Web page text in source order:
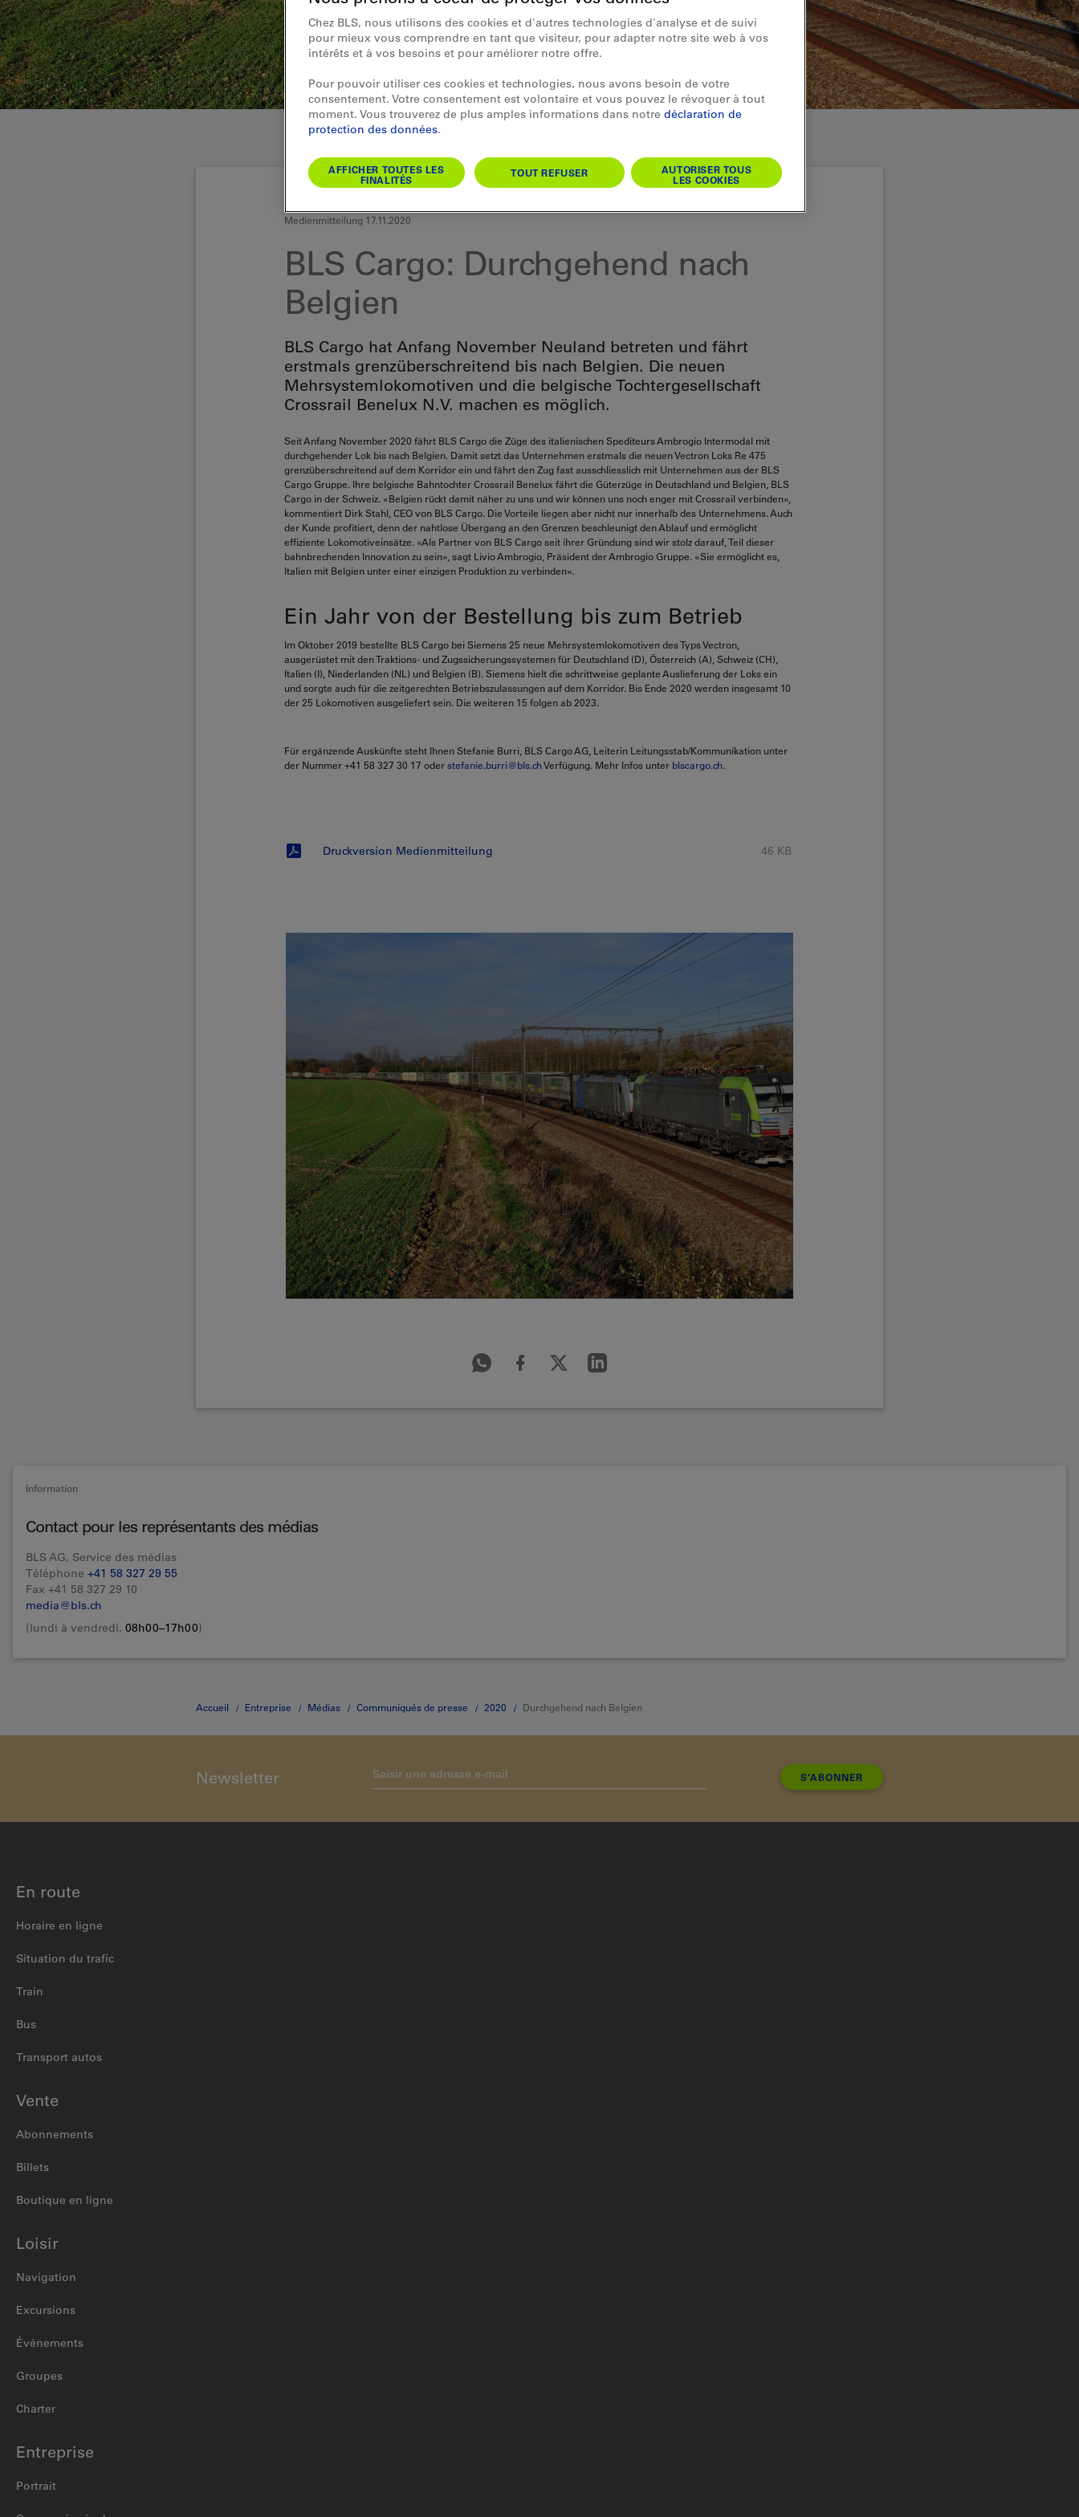
Medienmitteilung 17.11.2020
BLS Cargo: Durchgehend nach
Belgien
BLS Cargo hat Anfang November Neuland betreten und fährt
erstmals grenzüberschreitend bis nach Belgien. Die neuen
Mehrsystemlokomotiven und die belgische Tochtergesellschaft
Crossrail Benelux N.V. machen es möglich.
Seit Anfang November 2020 fährt BLS Cargo die Züge des italienischen Spediteurs Ambrogio Intermodal mit
durchgehender Lok bis nach Belgien. Damit setzt das Unternehmen erstmals die neuen Vectron Loks Re 475
grenzüberschreitend auf dem Korridor ein und fährt den Zug fast ausschliesslich mit Unternehmen aus der BLS
Cargo Gruppe. Ihre belgische Bahntochter Crossrail Benelux fährt die Güterzüge in Deutschland und Belgien, BLS
Cargo in der Schweiz. «Belgien rückt damit näher zu uns und wir können uns noch enger mit Crossrail verbinden»,
kommentiert Dirk Stahl, CEO von BLS Cargo. Die Vorteile liegen aber nicht nur innerhalb des Unternehmens. Auch
der Kunde profitiert, denn der nahtlose Übergang an den Grenzen beschleunigt den Ablauf und ermöglicht
effiziente Lokomotiveinsätze. «Als Partner von BLS Cargo seit ihrer Gründung sind wir stolz darauf, Teil dieser
bahnbrechenden Innovation zu sein», sagt Livio Ambrogio, Präsident der Ambrogio Gruppe. «Sie ermöglicht es,
Italien mit Belgien unter einer einzigen Produktion zu verbinden».
Ein Jahr von der Bestellung bis zum Betrieb
Im Oktober 2019 bestellte BLS Cargo bei Siemens 25 neue Mehrsystemlokomotiven des Typs Vectron,
ausgerüstet mit den Traktions- und Zugssicherungssystemen für Deutschland (D), Österreich (A), Schweiz (CH),
Italien (I), Niederlanden (NL) und Belgien (B). Siemens hielt die schrittweise geplante Auslieferung der Loks ein
und sorgte auch für die zeitgerechten Betriebszulassungen auf dem Korridor. Bis Ende 2020 werden insgesamt 10
der 25 Lokomotiven ausgeliefert sein. Die weiteren 15 folgen ab 2023.
Für ergänzende Auskünfte steht Ihnen Stefanie Burri, BLS Cargo AG, Leiterin Leitungsstab/Kommunikation unter
der Nummer +41 58 327 30 17 oderstefanie.burri@bls.chVerfügung. Mehr Infos unter blscargo.ch.
46 KB
Druckversion Medienmitteilung
Information
Contact pour les représentants des médias
BLS AG, Service des médias
Téléphone +41 58 327 29 55
Fax +41 58 327 29 10
media@bls.ch
(lundi à vendredi, 08h00–17h00)
Accueil Entreprise Médias Communiqués de presse 2020 Durchgehend nach Belgien
Newsletter S’ABONNER
En route
Horaire en ligne
Situation du trafic
Train
Bus
Transport autos
Vente
Abonnements
Billets
Boutique en ligne
Loisir
Navigation
Excursions
Événements
Groupes
Charter
Entreprise
Portrait
Chez BLS, nous utilisons des cookies et d'autres technologies d'analyse et de suivi
pour mieux vous comprendre en tant que visiteur, pour adapter notre site web à vos
intérêts et à vos besoins et pour améliorer notre offre.
Pour pouvoir utiliser ces cookies et technologies, nous avons besoin de votre
consentement. Votre consentement est volontaire et vous pouvez le révoquer à tout
moment. Vous trouverez de plus amples informations dans notre déclaration de
protection des données.
AFFICHER TOUTES LES
FINALITÉS
TOUT REFUSER
AUTORISER TOUS
LES COOKIES